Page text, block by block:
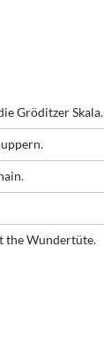
Gröditzer Skala.
the Wundertüte.